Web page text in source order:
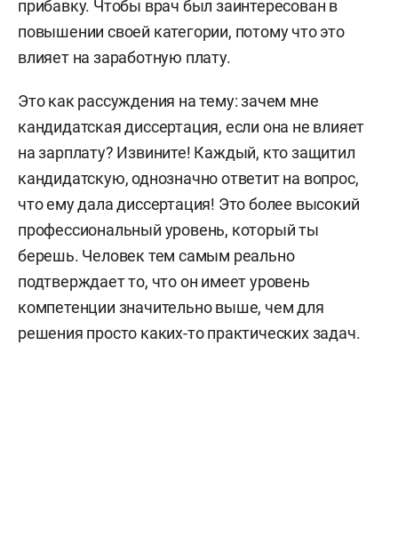
прибавку. Чтобы врач был заинтересован в
повышении своей категории, потому что это
влияет на заработную плату.
Это как рассуждения на тему: зачем мне
кандидатская диссертация, если она не влияет
на зарплату? Извините! Каждый, кто защитил
кандидатскую, однозначно ответит на вопрос,
что ему дала диссертация! Это более высокий
профессиональный уровень, который ты
берешь. Человек тем самым реально
подтверждает то, что он имеет уровень
компетенции значительно выше, чем для
решения просто каких-то практических задач.